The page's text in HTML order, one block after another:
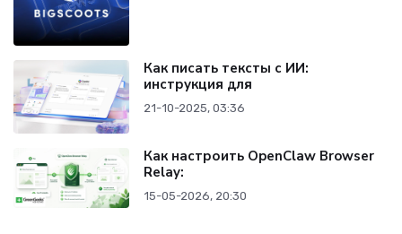
Как писать тексты с ИИ:
инструкция для
21-10-2025, 03:36
Как настроить OpenClaw Browser
Relay:
15-05-2026, 20:30